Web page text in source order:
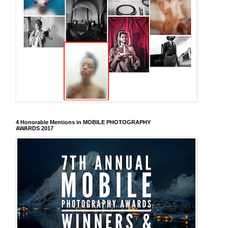
4 Honorable Mentions in MOBILE PHOTOGRAPHY
AWARDS 2017